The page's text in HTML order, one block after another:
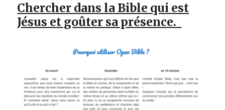
Chercher dans la Bible qui est
Jésus et goûter sa présence.